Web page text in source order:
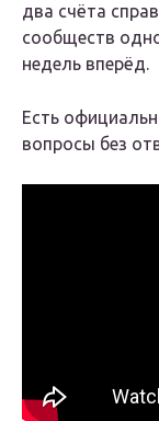
два счёта
сообществ
недель вперёд.
Есть
вопросы без